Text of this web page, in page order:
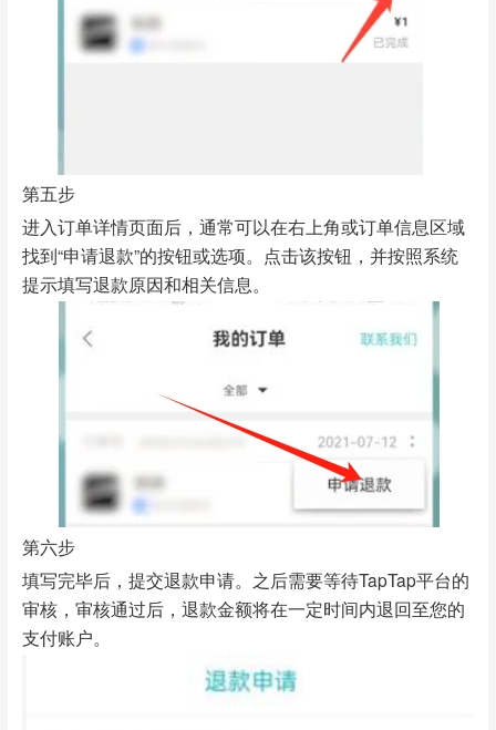
第五步
进入订单详情页面后，通常可以在右上角或订单信息区域
找到“申请退款”的按钮或选项。点击该按钮，并按照系统
提示填写退款原因和相关信息。
第六步
填写完毕后，提交退款申请。之后需要等待TapTap平台的
审核，审核通过后，退款金额将在一定时间内退回至您的
支付账户。